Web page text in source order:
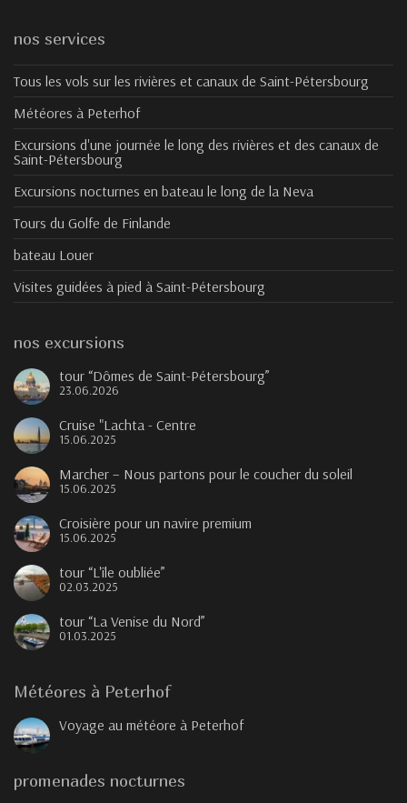
nos services
Tous les vols sur les rivières et canaux de Saint-Pétersbourg
Météores à Peterhof
Excursions d'une journée le long des rivières et des canaux de
Saint-Pétersbourg
Excursions nocturnes en bateau le long de la Neva
Tours du Golfe de Finlande
bateau Louer
Visites guidées à pied à Saint-Pétersbourg
nos excursions
tour “Dômes de Saint-Pétersbourg”
23.06.2026
Cruise "Lachta - Centre
15.06.2025
Marcher – Nous partons pour le coucher du soleil
15.06.2025
Croisière pour un navire premium
15.06.2025
tour “L'île oubliée”
02.03.2025
tour “La Venise du Nord”
01.03.2025
Météores à Peterhof
Voyage au météore à Peterhof
promenades nocturnes